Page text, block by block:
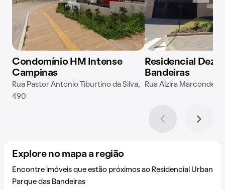
Condomínio HM Intense
Campinas
Rua Pastor Antonio Tiburtino da Silva,
490
Residencial Dez
Bandeiras
Rua Alzira Marcondes,
Explore no mapa a região
Encontre imóveis que estão próximos ao Residencial Urban
Parque das Bandeiras